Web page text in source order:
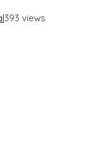
393 views